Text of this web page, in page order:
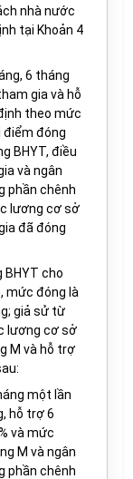
nhà nước
tại Khoản 4
6 tháng
gia và hỗ
theo mức
điểm đóng
BHYT, điều
và ngân
phần chênh
lương cơ sở
đã đóng
BHYT cho
mức đóng là
giả sử từ
lương cơ sở
M và hỗ trợ
một lần
hỗ trợ 6
và mức
M và ngân
phần chênh